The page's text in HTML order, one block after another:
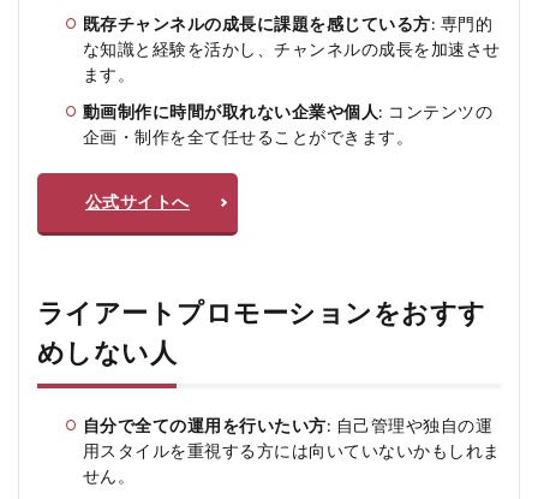
既存チャンネルの成長に課題を感じている方: 専門的
な知識と経験を活かし、チャンネルの成長を加速させ
ます。
動画制作に時間が取れない企業や個人: コンテンツの
企画・制作を全て任せることができます。
公式サイトへ
ライアートプロモーションをおすす
めしない人
自分で全ての運用を行いたい方: 自己管理や独自の運
用スタイルを重視する方には向いていないかもしれま
せん。